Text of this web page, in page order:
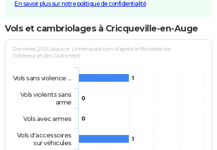
En savoir plus sur notre politique de confidentialité
Vols et cambriolages à Cricqueville-en-Auge
Données 2025 (source : Linternaute.com d'après le Ministère de
l'Intérieur et des Outre-Mer)
1
0
0
1
Vols sans violence …
Vols violents sans
arme
Vols avec armes
Vols d'accessoires
sur véhicules